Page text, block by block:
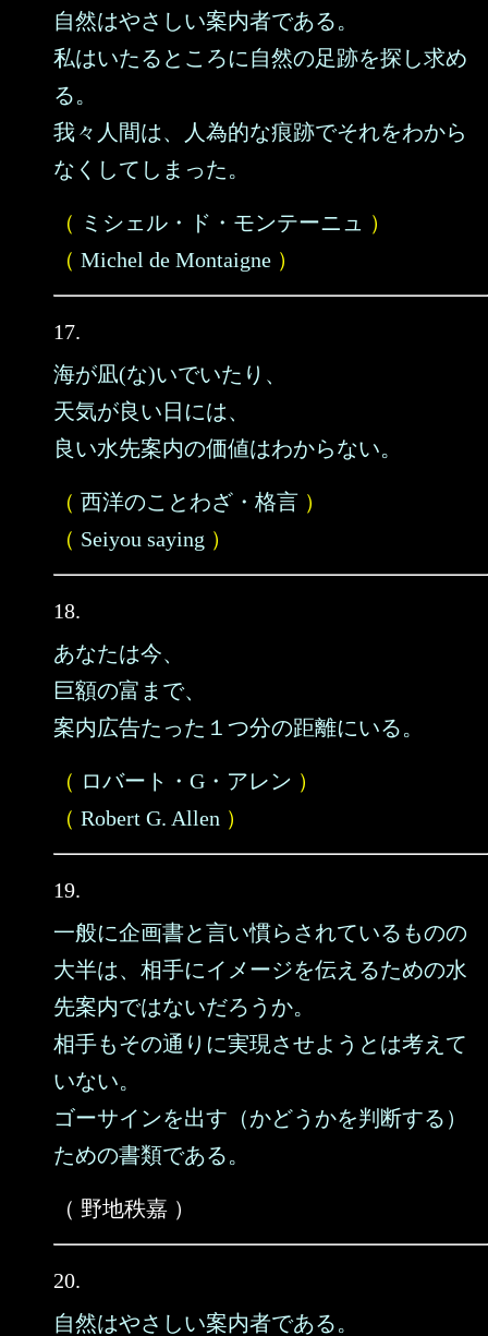
自然はやさしい案内者である。
私はいたるところに自然の足跡を探し求め
る。
我々人間は、人為的な痕跡でそれをわから
なくしてしまった。
（ ミシェル・ド・モンテーニュ
）
（ Michel de Montaigne ）
17.
海が凪(な)いでいたり、
天気が良い日には、
良い水先案内の価値はわからない。
（ 西洋のことわざ・格言 ）
（ Seiyou saying ）
18.
あなたは今、
巨額の富まで、
案内広告たった１つ分の距離にいる。
（ ロバート・G・アレン ）
（ Robert G. Allen ）
19.
一般に企画書と言い慣らされているものの
大半は、相手にイメージを伝えるための水
先案内ではないだろうか。
相手もその通りに実現させようとは考えて
いない。
ゴーサインを出す（かどうかを判断する）
ための書類である。
（ 野地秩嘉 ）
20.
自然はやさしい案内者である。